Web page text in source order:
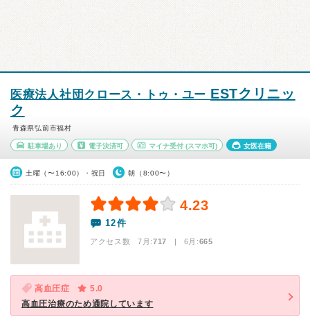
医療法人社団クロース・トゥ・ユー ESTクリニッ
ク
青森県弘前市福村
駐車場あり 電子決済可 マイナ受付 (スマホ可) 女医在籍
土曜（〜16:00）・祝日 朝（8:00〜）
4.23
12件
アクセス数 7月:717 | 6月:665
高血圧症
5.0
高血圧治療のため通院しています